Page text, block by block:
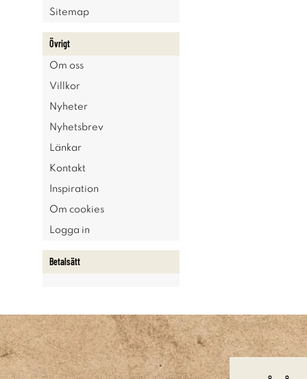
Sitemap
Övrigt
Om oss
Villkor
Nyheter
Nyhetsbrev
Länkar
Kontakt
Inspiration
Om cookies
Logga in
Betalsätt